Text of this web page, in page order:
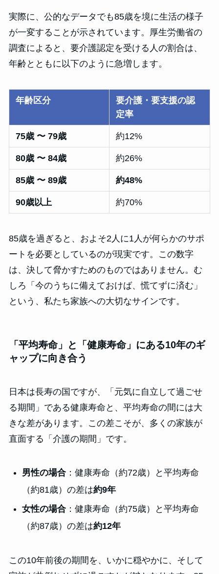
実際に、公的なデータでも85歳を境に生活の様子
が一変することが示されています。厚生労働省の
調査によると、要介護認定を受ける人の割合は、
年齢とともに以下のように急増します。
年齢区分
要介護・要支援の認
定率
75歳 〜 79歳 約12%
80歳 〜 84歳 約26%
85歳 〜 89歳 約48%
90歳以上 約70%
85歳を過ぎると、およそ2人に1人が何らかのサポ
ートを必要としているのが現実です。この数字
は、決して脅かすためのものではありません。む
しろ「今のうちに備えておけば、慌てずに済む」
という、私たち家族への大切なサインです。
「平均寿命」と「健康寿命」にある10年のギ
ャップに向き合う
日本は長寿の国ですが、「元気に自立して過ごせ
る期間」である健康寿命と、平均寿命の間には大
きな差があります。この差こそが、多くの家族が
直面する「介護の期間」です。
男性の場合：健康寿命（約72歳）と平均寿命
（約81歳）の差は約9年
女性の場合：健康寿命（約75歳）と平均寿命
（約87歳）の差は約12年
この10年前後の期間を、いかに穏やかに、そして